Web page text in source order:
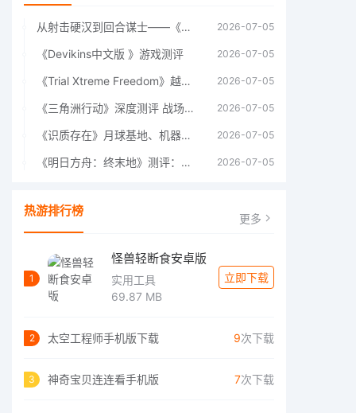
从射击硬汉到回合谋士——《战争机器：战略版》如何演绎另一位猛男的传奇 2026-07-05
《Devikins中文版 》游戏测评 2026-07-05
《Trial Xtreme Freedom》越野摩托车测评总结 2026-07-05
《三角洲行动》深度测评 战场上的野心与裂痕 2026-07-05
《识质存在》月球基地、机器人女孩多年来最佳射击游戏 2026-07-05
《明日方舟：终末地》测评：于荒芜之中，重建文明 2026-07-05
热游排行榜 更多
1
怪兽轻断食安卓版
实用工具
69.87 MB
立即下载
2 太空工程师手机版下载 9次下载
3 神奇宝贝连连看手机版 7次下载